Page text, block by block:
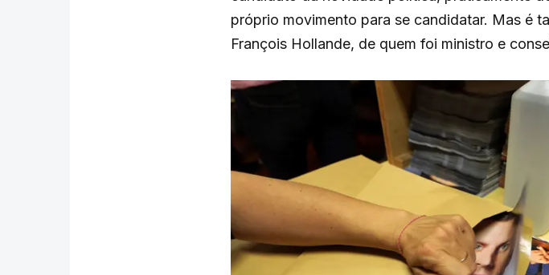
próprio movimento para se candidatar. Mas é
François Hollande, de quem foi ministro e